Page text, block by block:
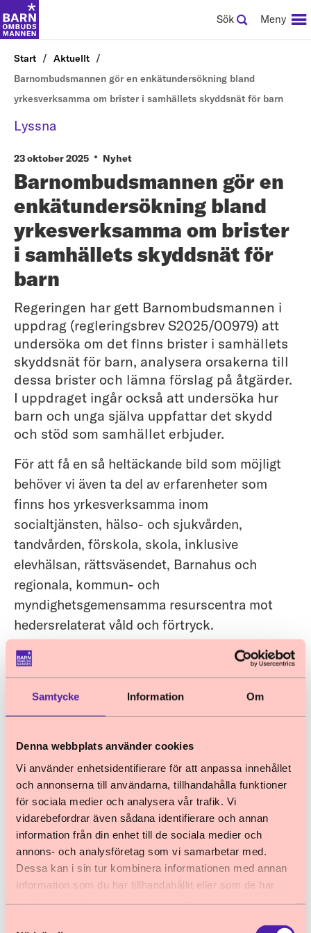
Samtycke Information Om
Denna webbplats använder cookies
Vi använder enhetsidentifierare för att anpassa innehållet
och annonserna till användarna, tillhandahålla funktioner
för sociala medier och analysera vår trafik. Vi
vidarebefordrar även sådana identifierare och annan
information från din enhet till de sociala medier och
annons- och analysföretag som vi samarbetar med.
Dessa kan i sin tur kombinera informationen med annan
information som du har tillhandahållit eller som de har
Sök Meny
Start
Aktuellt
Barnombudsmannen gör en enkätundersökning bland
yrkesverksamma om brister i samhällets skyddsnät för barn
Lyssna
23 oktober 2025 Nyhet
Barnombudsmannen gör en
enkätundersökning bland
yrkesverksamma om brister
i samhällets skyddsnät för
barn
Regeringen har gett Barnombudsmannen i
uppdrag (regleringsbrev S2025/00979) att
undersöka om det finns brister i samhällets
skyddsnät för barn, analysera orsakerna till
dessa brister och lämna förslag på åtgärder.
I uppdraget ingår också att undersöka hur
barn och unga själva uppfattar det skydd
och stöd som samhället erbjuder.
För att få en så heltäckande bild som möjligt
behöver vi även ta del av erfarenheter som
finns hos yrkesverksamma inom
socialtjänsten, hälso- och sjukvården,
tandvården, förskola, skola, inklusive
elevhälsan, rättsväsendet, Barnahus och
regionala, kommun- och
myndighetsgemensamma resurscentra mot
hedersrelaterat våld och förtryck.
Alla svar är viktiga för att Barnombudsmannen
som finns och för att vi ska kunna lämna väl
Om enkätundersökningen
- Svaren är anonyma och behandlas
konfidentiellt.
- Svaren redovisas aldrig på individnivå.
- Enkäten tar cirka 15 minuter att besvara.
- Sista svarsdatum är söndag den 9 november
2025.